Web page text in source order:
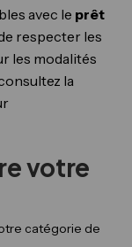
avec le prêt
respecter les
les modalités
la
votre
catégorie de